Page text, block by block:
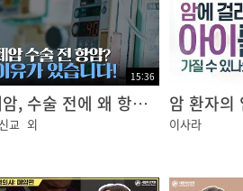
방법으로 조직검사를 시행하기
우 전이 부위에서 조직검사를 시
판정을 위한
상(MRI)을 시행하여 다른 부위
15:36
폐암, 수술 전에 왜 항암치료를 할까?｜암행의사
교 외 이사라